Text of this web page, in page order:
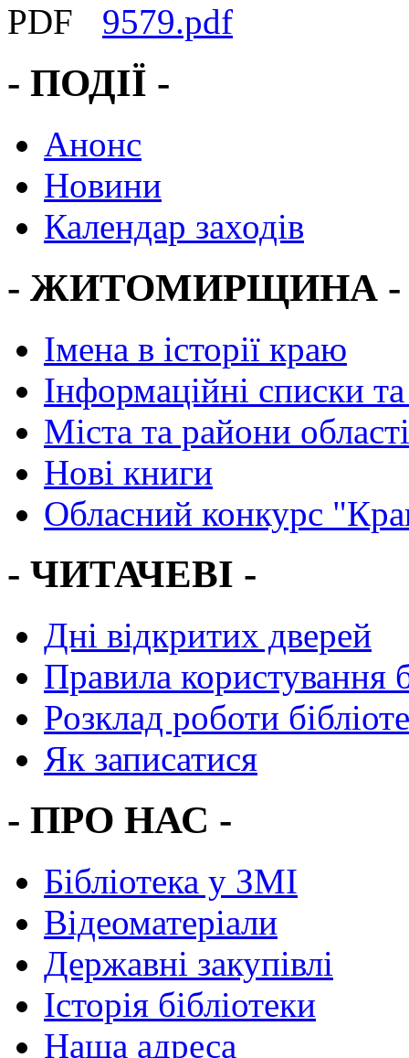
9579.pdf
- ПОДІЇ -
Анонс
Новини
Календар заходів
- ЖИТОМИРЩИНА -
Імена в історії краю
Інформаційні списки
Міста та райони області
Нові книги
Обласний конкурс
- ЧИТАЧЕВІ -
Дні відкритих дверей
Правила користування
Розклад роботи
Як записатися
- ПРО НАС -
Бібліотека у ЗМІ
Відеоматеріали
Державні закупівлі
Історія бібліотеки
Наша адреса